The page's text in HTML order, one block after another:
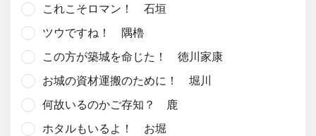
これこそロマン！ 石垣
ツウですね！ 隅櫓
この方が築城を命じた！ 徳川家康
お城の資材運搬のために！ 堀川
何故いるのかご存知？ 鹿
ホタルもいるよ！ お堀